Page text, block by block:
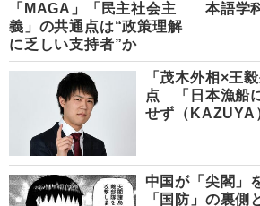
「MAGA」「民主社会主
義」の共通点は“政策理解
に乏しい支持者”か
本語学
「茂木外相×王
点 「日本漁船
せず（KAZUYA
中国が「尖閣」
「国防」の裏側